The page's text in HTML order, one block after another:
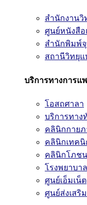
สำนักงานวิ
ศูนย์หนังสือ
สำนักพิมพ์
สถานีวิทยุแ
บริการทางการแ
โอสถศาลา
บริการทาง
คลินิกกาย
คลินิกเทค
คลินิกโภช
โรงพยาบา
ศูนย์เอ็มเน็ต
ศูนย์ส่งเสริ